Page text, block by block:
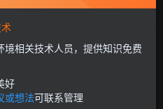
年前 9953
要性，华润微电子厂火灾起
闻
年前
相关技术人员，提供知识免费
好
或想法可联系管理